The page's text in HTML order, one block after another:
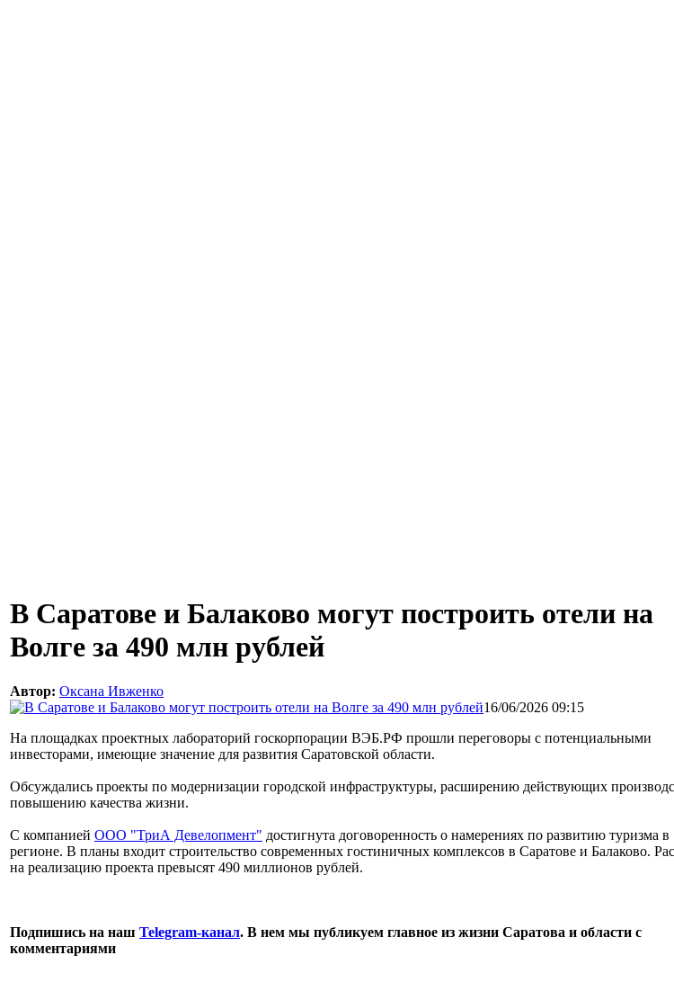
В Саратове и Балаково могут построить отели на
Волге за 490 млн рублей
Автор: Оксана Ивженко
16/06/2026 09:15
На площадках проектных лабораторий госкорпорации ВЭБ.РФ прошли переговоры с потенциальными
инвесторами, имеющие значение для развития Саратовской области.
Обсуждались проекты по модернизации городской инфраструктуры, расширению действующих
повышению качества жизни.
С компанией ООО "ТриА Девелопмент" достигнута договоренность о намерениях по развитию туризма в
регионе. В планы входит строительство современных гостиничных комплексов в Саратове и Балаково.
на реализацию проекта превысят 490 миллионов рублей.
Подпишись на наш Telegram-канал. В нем мы публикуем главное из жизни Саратова и области с
комментариями